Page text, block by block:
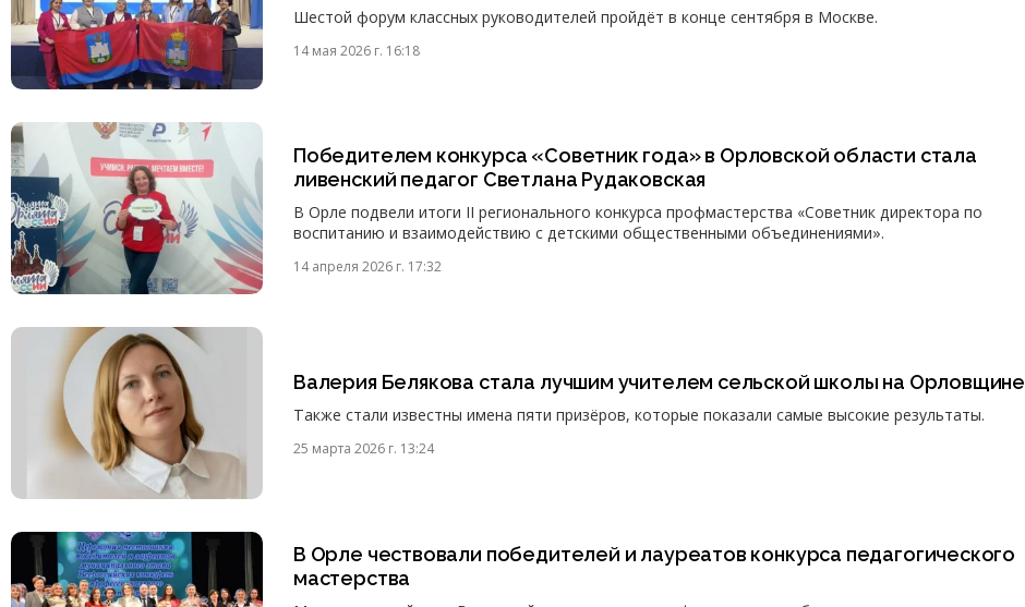
Шестой форум классных руководителей пройдёт в конце сентября в Москве.
14 мая 2026 г. 16:18
Победителем конкурса «Советник года» в Орловской области стала
ливенский педагог Светлана Рудаковская
В Орле подвели итоги II регионального конкурса профмастерства «Советник директора по
воспитанию и взаимодействию с детскими общественными объединениями».
14 апреля 2026 г. 17:32
Валерия Белякова стала лучшим учителем сельской школы на Орловщине
Также стали известны имена пяти призёров, которые показали самые высокие результаты.
25 марта 2026 г. 13:24
В Орле чествовали победителей и лауреатов конкурса педагогического
мастерства